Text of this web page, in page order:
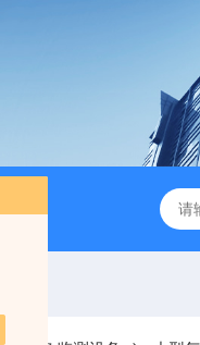
FT-YW10一体式超声